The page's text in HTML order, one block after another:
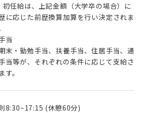
任給は、上記金額（大学卒の場合）に
に応じた前歴換算加算を行い決定されま
当
末・勤勉手当、扶養手当、住居手当、通
当等が、それぞれの条件に応じて支給さ
す。
8:30~17:15 (休憩60分)